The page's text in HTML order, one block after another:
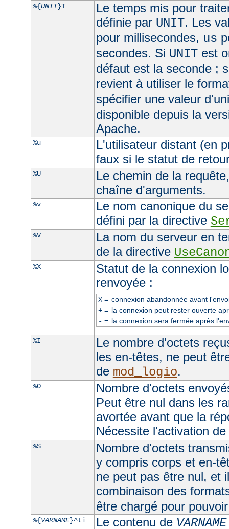
%{UNIT}T
Le temps mis pour
définie par UNIT. Les
pour millisecondes, us
secondes. Si UNITest
défaut est la seconde ;
revient à utiliser le
spécifier une valeur
disponible depuis la
Apache.
%u
L'utilisateur distant (en
faux si le statut de
%U
Le chemin de la
chaîne d'arguments.
%v
Le nom canonique du
défini par la directive
%V
La nom du serveur en
de la directive
%X
Statut de la connexion
renvoyée :
X= connexion abandonnée avant
+= la connexion peut rester ouverte
- = la connexion sera fermée après
%I
Le nombre d'octets
les en-têtes, ne peut
de mod_logio.
%O
Nombre d'octets
Peut être nul dans les
avortée avant que la
Nécessite l'activation de
%S
Nombre d'octets
y compris corps et en-
ne peut pas être nul, et
combinaison des
être chargé pour
%{VARNAME}^ti Le contenu de VARNAME